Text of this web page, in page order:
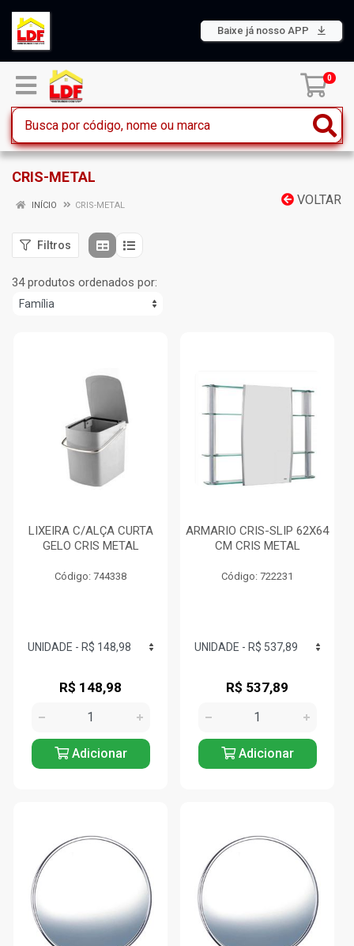
Baixe já nosso APP
0
CRIS-METAL
VOLTAR
INÍCIO CRIS-METAL
Filtros
34 produtos ordenados por:
LIXEIRA C/ALÇA CURTA
GELO CRIS METAL
Código: 744338
R$ 148,98
Adicionar
ARMARIO CRIS-SLIP 62X64
CM CRIS METAL
Código: 722231
R$ 537,89
Adicionar